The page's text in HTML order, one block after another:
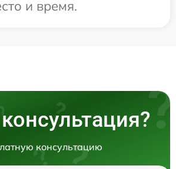
и время.
консультацию